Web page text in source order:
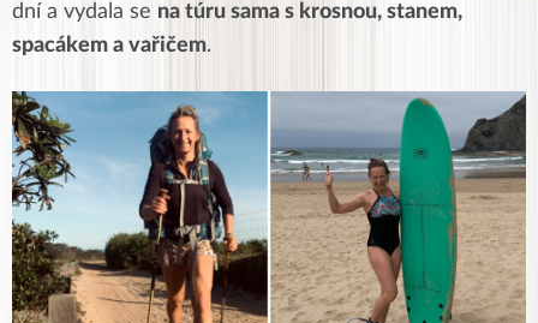
dní a vydala se na túru sama s krosnou, stanem,
spacákem a vařičem.